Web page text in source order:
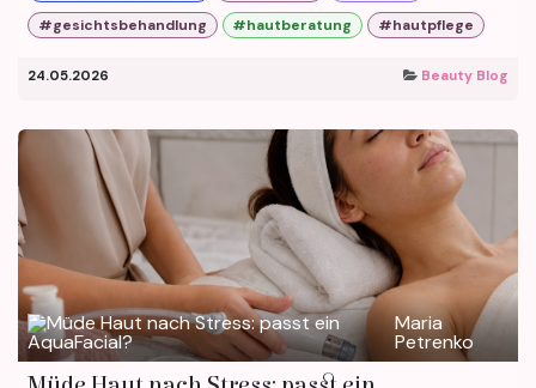
#gesichtsbehandlung
#hautberatung #hautpflege
24.05.2026 Beauty Blog
Maria
Petrenko